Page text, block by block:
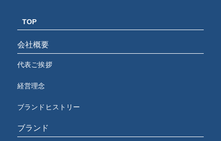
TOP
会社概要
代表ご挨拶
経営理念
ブランドヒストリー
ブランド